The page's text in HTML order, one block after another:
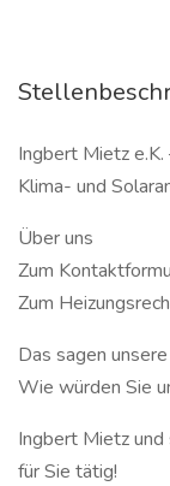
Ingbert Mietz e.K.
Klima- und
Über uns
Zum
Zum
Das sagen
Wie würden Sie
Ingbert Mietz und
für Sie tätig!